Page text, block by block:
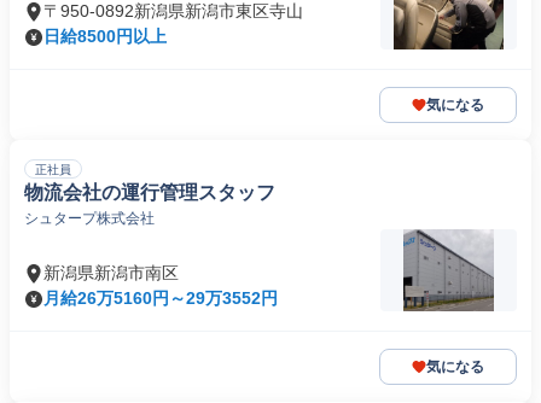
〒950-0892新潟県新潟市東区寺山
日給8500円以上
気になる
正社員
物流会社の運行管理スタッフ
シュタープ株式会社
新潟県新潟市南区
月給26万5160円～29万3552円
気になる